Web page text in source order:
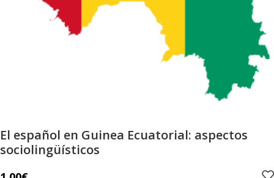
El español en Guinea Ecuatorial: aspectos
sociolingüísticos